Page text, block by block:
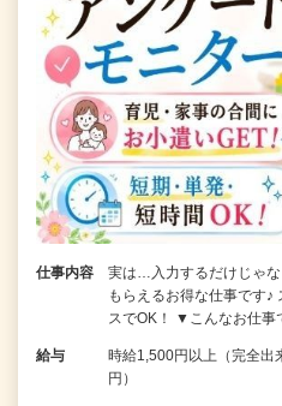
仕事内容
実は…入力するだけじゃ
もらえるお得な仕事です♪
スでOK！ ▼こんなお仕
給与
時給1,500円以上（完全出
円）